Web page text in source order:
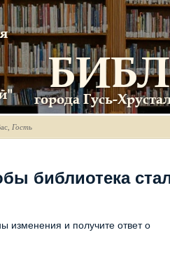
Гость
библиотека
изменения и получите ответ о